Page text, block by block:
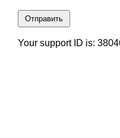
Отправить
Your support ID is: